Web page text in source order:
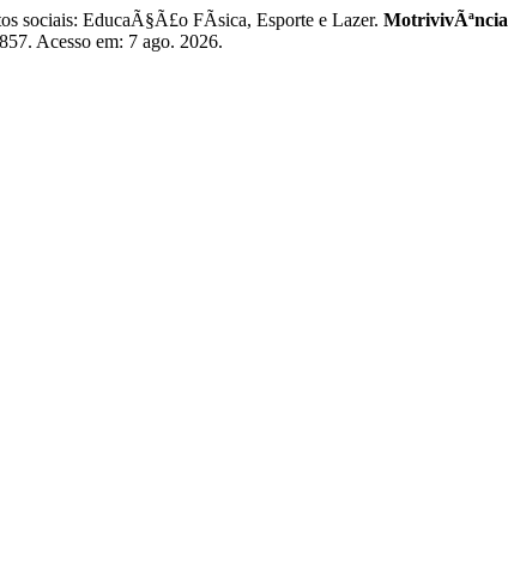
sociais: EducaÃ§Ã£o FÃ­sica, Esporte e Lazer. MotrivivÃªncia
Acesso em: 7 ago. 2026.